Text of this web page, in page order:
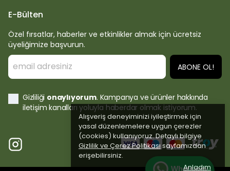
Alışveriş deneyiminizi iyileştirmek için
yasal düzenlemelere uygun çerezler
(cookies) kullanıyoruz. Detaylı bilgiye
Gizlilik ve Çerez Politikası sayfamızdan
erişebilirsiniz.
Anladım
Whatsapp
E-Bülten
Özel fırsatlar, haberler ve etkinlikler almak için ücretsiz
üyeliğimize başvurun.
ABONE OL!
Gizliliği onaylıyorum. Kampanya ve ürünler hakkında
iletişim kanalları yoluyla haberdar olmak istiyorum.